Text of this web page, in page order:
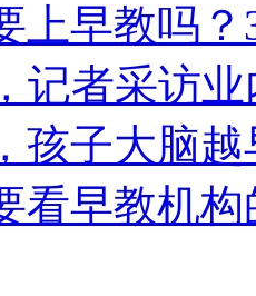
上早教吗
记者采访
孩子大脑
看早教机